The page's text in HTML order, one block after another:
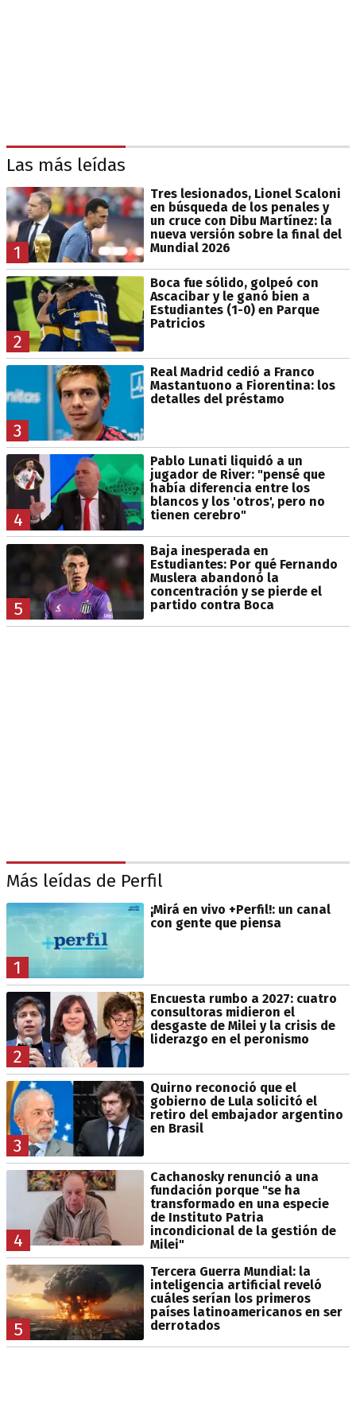
Las más leídas
1
Tres lesionados, Lionel Scaloni
en búsqueda de los penales y
un cruce con Dibu Martínez: la
nueva versión sobre la final del
Mundial 2026
2
Boca fue sólido, golpeó con
Ascacibar y le ganó bien a
Estudiantes (1-0) en Parque
Patricios
3
Real Madrid cedió a Franco
Mastantuono a Fiorentina: los
detalles del préstamo
4
Pablo Lunati liquidó a un
jugador de River: "pensé que
había diferencia entre los
blancos y los 'otros', pero no
tienen cerebro"
5
Baja inesperada en
Estudiantes: Por qué Fernando
Muslera abandonó la
concentración y se pierde el
partido contra Boca
Más leídas de Perfil
1
¡Mirá en vivo +Perfil!: un canal
con gente que piensa
2
Encuesta rumbo a 2027: cuatro
consultoras midieron el
desgaste de Milei y la crisis de
liderazgo en el peronismo
3
Quirno reconoció que el
gobierno de Lula solicitó el
retiro del embajador argentino
en Brasil
4
Cachanosky renunció a una
fundación porque "se ha
transformado en una especie
de Instituto Patria
incondicional de la gestión de
Milei"
5
Tercera Guerra Mundial: la
inteligencia artificial reveló
cuáles serían los primeros
países latinoamericanos en ser
derrotados